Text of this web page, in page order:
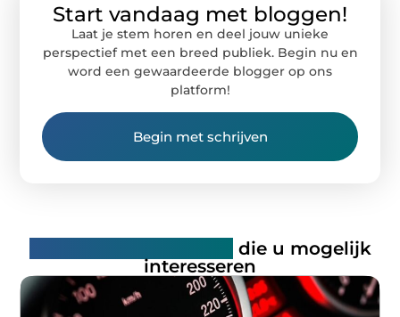
Start vandaag met bloggen!
Laat je stem horen en deel jouw unieke
perspectief met een breed publiek. Begin nu en
word een gewaardeerde blogger op ons
platform!
Begin met schrijven
die u mogelijk
interesseren